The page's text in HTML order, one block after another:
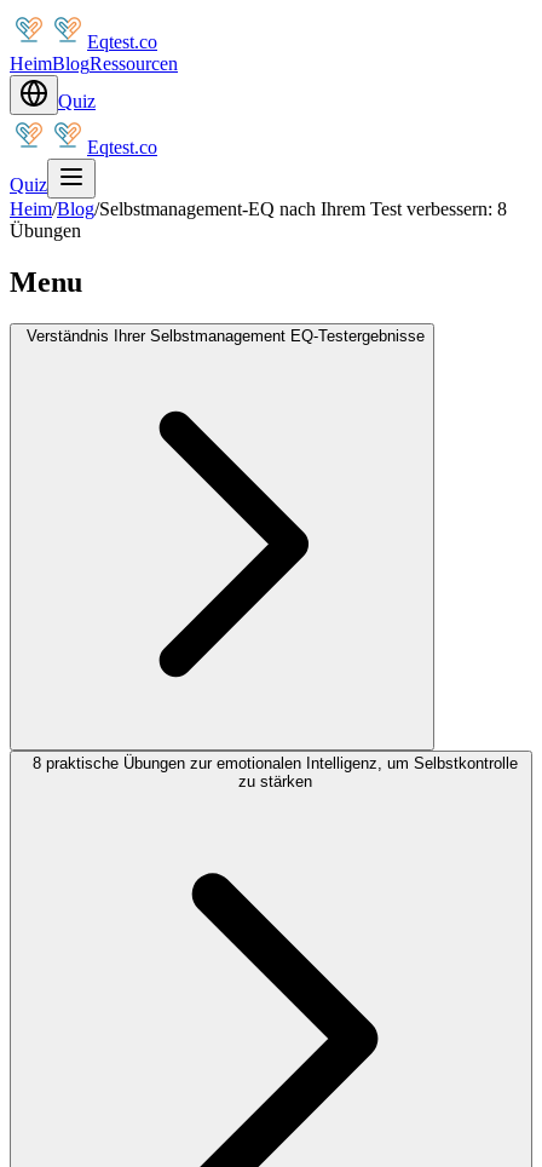
Eqtest.co
HeimBlogRessourcen
Quiz
Eqtest.co
Quiz
Heim/Blog/Selbstmanagement-EQ nach Ihrem Test verbessern: 8
Übungen
Menu
Verständnis Ihrer Selbstmanagement EQ-Testergebnisse
8 praktische Übungen zur emotionalen Intelligenz, um Selbstkontrolle
zu stärken